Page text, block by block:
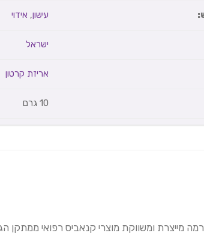
עישון, אידוי
ישראל
אריזת קרטון
10 גרם
מייצרת ומשווקת מוצרי קנאביס רפואי ממתקן